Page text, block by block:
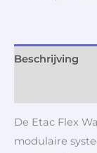
Beschrijving
De Etac Flex
modulaire